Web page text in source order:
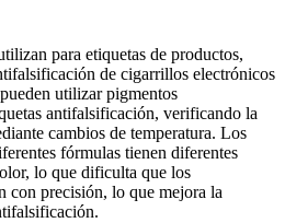
para etiquetas de productos,
de cigarrillos electrónicos
utilizar pigmentos
antifalsificación, verificando la
cambios de temperatura. Los
fórmulas tienen diferentes
lo que dificulta que los
con precisión, lo que mejora la